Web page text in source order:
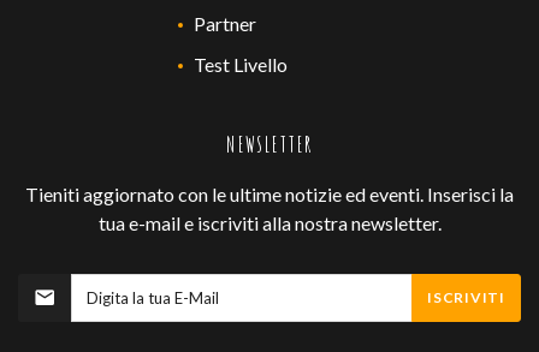
Partner
Test Livello
NEWSLETTER
Tieniti aggiornato con le ultime notizie ed eventi. Inserisci la
tua e-mail e iscriviti alla nostra newsletter.
ISCRIVITI